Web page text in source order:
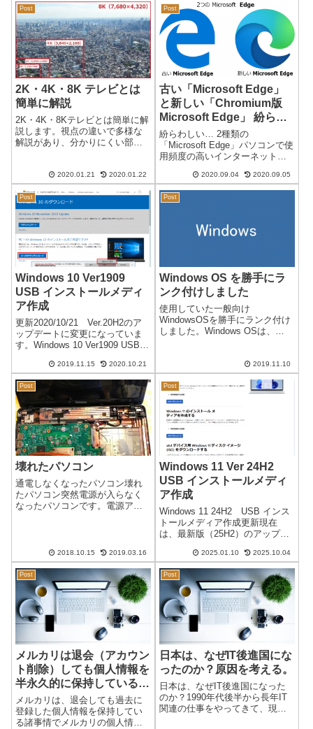
Post
2K・4K・8K テレビとは
簡単に解説
2K・4K・8Kテレビとは簡単に解
説します。視点の違いで多様な
解説があり、分かりにくい部分
思っています。4K・8Kとは？画
面の解像度のことを表現してい
ます。結局、画面の細かさ（鮮
明さ）...
2020.01.21 2020.01.22
Post
古い「Microsoft Edge」
と新しい「Chromium版
Microsoft Edge」 紛らわ
しい…2つの「Microsoft
Edge」
紛らわしい… 2種類の
「Microsoft Edge」パソコンで使
用頻度の高いインターネット閲
ります。その中でも、Microsoft
製のブラウザが複数あり、以前
からあった「Internet Explorer」
2020.09.04 2020.09.05
Post
Windows 10 Ver1909
USB インストールメディ
ア作成
更新2020/10/21 Ver.20H2のア
ップデートに変更になっていま
す。Windows 10 Ver1909 USB
Windows 10 Ver1909 のアップデ
ートが可能になりました。ここ
では、クリーンイ...
2019.11.15 2020.10.21
Post
Windows OS を勝手にラ
ンク付けしました
使用していた一般向け
WindowsOSを勝手にランク付け
しました。Windows OSは、
を1995年のWindows95で人気に
なり一般に普及してきました。
今では一般企業などに...
2019.11.10
Post
壊れたパソコン
通電しなくなったパソコン壊れ
たパソコン突然電源が入らなく
なったパソコンです。電源アダ
を試みましたが、残念ながら治
りませんでした。かなり頑張っ
て治ることを願っ...
2018.10.15 2019.03.16
Post
Windows 11 Ver 24H2
USB インストールメディ
ア作成
Windows 11 24H2 USB インス
トールメディア作成更新現在
は、最新版（25H2）のアップデ
新版 Windows11 25H2 の作成方
法はほぼ同じですが、24H2 はあ
りません。日本時間 2024/...
2025.01.10 2025.10.04
Post
メルカリは退会（アカウン
ト削除）しても個人情報を
半永久的に保持している
登録には注意が必要
メルカリは、退会しても過去に
登録した個人情報を保持してい
る諸事情でメルカリの個人情報
Post
日本は、なぜIT後進国にな
ったのか？原因を考える。
日本は、なぜIT後進国になった
のか？1990年代後半から長年IT
関連の仕事をやってきて、現在